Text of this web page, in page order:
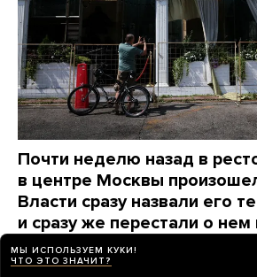
Почти неделю назад в
в центре Москвы
Власти сразу назвали его
и сразу же перестали о нем
Вот какие вопросы до сих пор
МЫ ИСПОЛЬЗУЕМ КУКИ!
ЧТО ЭТО ЗНАЧИТ?